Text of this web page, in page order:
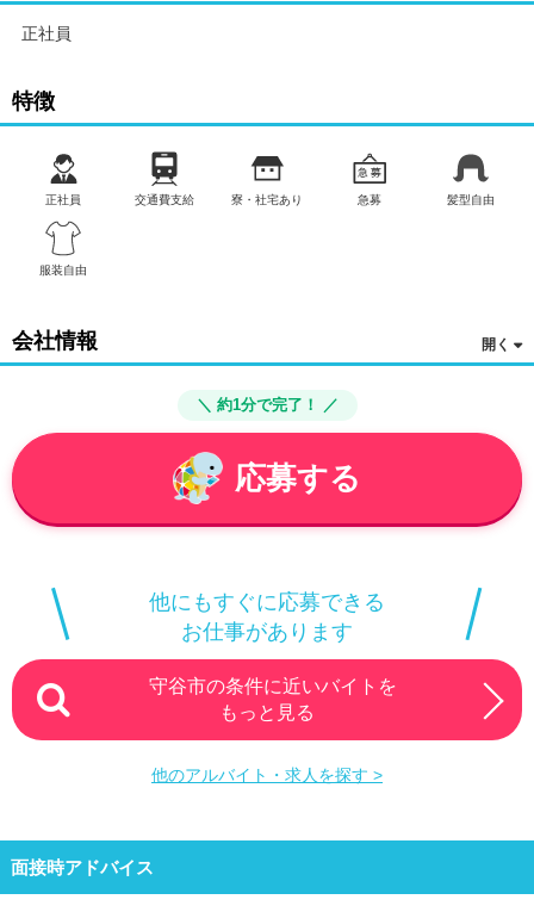
正社員
特徴
正社員 交通費支給 寮・社宅あり 急募 髪型自由
服装自由
会社情報
＼ 約1分で完了！ ／
応募する
他にもすぐに応募できる
お仕事があります
守谷市の条件に近いバイトを
もっと見る
他のアルバイト・求人を探す >
面接時アドバイス